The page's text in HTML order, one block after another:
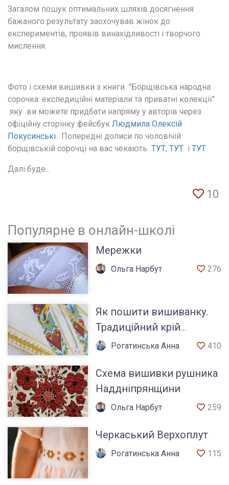
Загалом пошук оптимальних шляхів досягнення
бажаного результату заохочував жінок до
експериментів, проявів винахідливості і творчого
мислення.
Фото і схеми вишивки з книги  "Борщівська народна
сорочка: експедиційні матеріали та приватні колекції"
яку  ви можете придбати напряму у авторів через
офіційну сторінку фейсбук Людмила Олексій
Покусинські.  Попередні дописи по чоловічій
борщівській сорочці на вас чекають ТУТ, ТУТ і ТУТ
Далі буде...
10
Популярне в онлайн-школі
Мережки
Ольга Нарбут 276
Як пошити вишиванку.
Традиційний крій
сорочки
Рогатинська Анна 410
Схема вишивки рушника
Наддніпрянщини
Ольга Нарбут 259
Черкаський Верхоплут
Рогатинська Анна 115